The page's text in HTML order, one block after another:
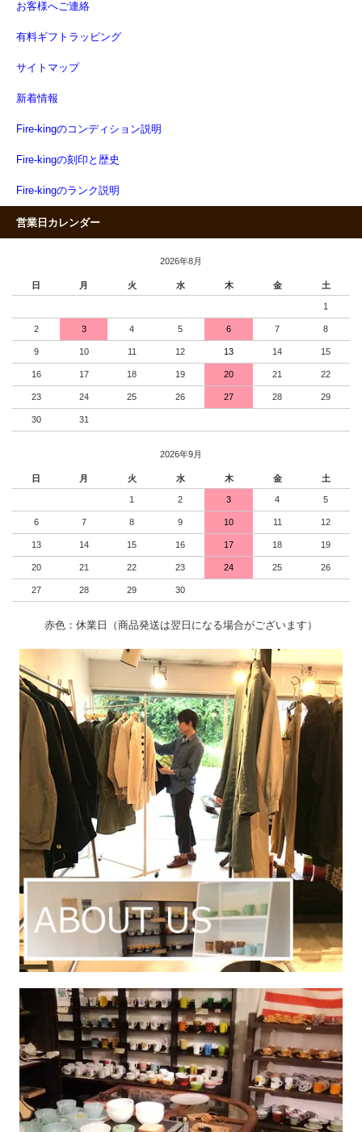
お客様へご連絡
有料ギフトラッピング
サイトマップ
新着情報
Fire-kingのコンディション説明
Fire-kingの刻印と歴史
Fire-kingのランク説明
営業日カレンダー
2026年8月
日 月 火 水 木 金 土
1
2 3 4 5 6 7 8
9 10 11 12 13 14 15
16 17 18 19 20 21 22
23 24 25 26 27 28 29
30 31
2026年9月
日 月 火 水 木 金 土
1 2 3 4 5
6 7 8 9 10 11 12
13 14 15 16 17 18 19
20 21 22 23 24 25 26
27 28 29 30
赤色：休業日（商品発送は翌日になる場合がございます）